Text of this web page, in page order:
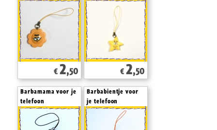
€ 2,50 € 2,50
Barbamama voor je
telefoon
Barbabientje voor
je telefoon